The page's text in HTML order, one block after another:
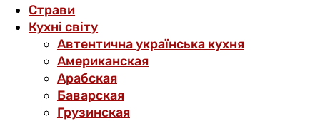
Страви
Кухні світу
Автентична українська кухня
Американская
Арабская
Баварская
Грузинская